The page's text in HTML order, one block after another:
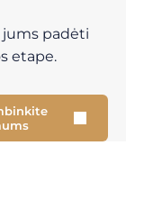
jums padėti
etape.